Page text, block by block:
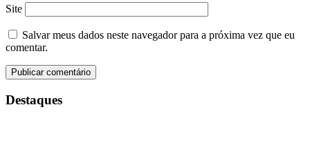
Site
Salvar meus dados neste navegador para a próxima vez que eu
comentar.
Destaques